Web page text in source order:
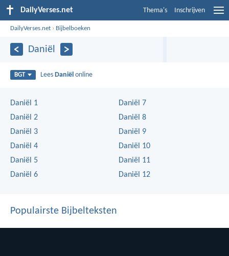
DailyVerses.net Thema's Inschrijven
DailyVerses.net › Bijbelboeken
Daniël
BGT Lees Daniël online
Daniël 1
Daniël 2
Daniël 3
Daniël 4
Daniël 5
Daniël 6
Daniël 7
Daniël 8
Daniël 9
Daniël 10
Daniël 11
Daniël 12
Populairste Bijbelteksten